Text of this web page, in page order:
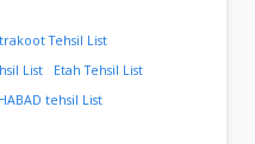
Tehsil List
List
Etah Tehsil List
tehsil List